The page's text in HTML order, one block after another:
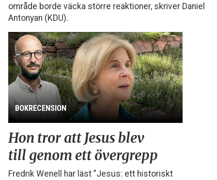
område borde väcka större reaktioner, skriver Daniel
Antonyan (KDU).
BOKRECENSION
Hon tror att Jesus blev
till genom ett övergrepp
Fredrik Wenell har läst ”Jesus: ett historiskt